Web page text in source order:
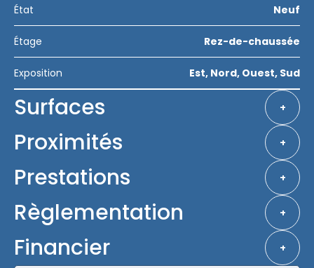
État Neuf
Étage Rez-de-chaussée
Exposition Est, Nord, Ouest, Sud
Surfaces +
Proximités +
Prestations +
Règlementation +
Financier +